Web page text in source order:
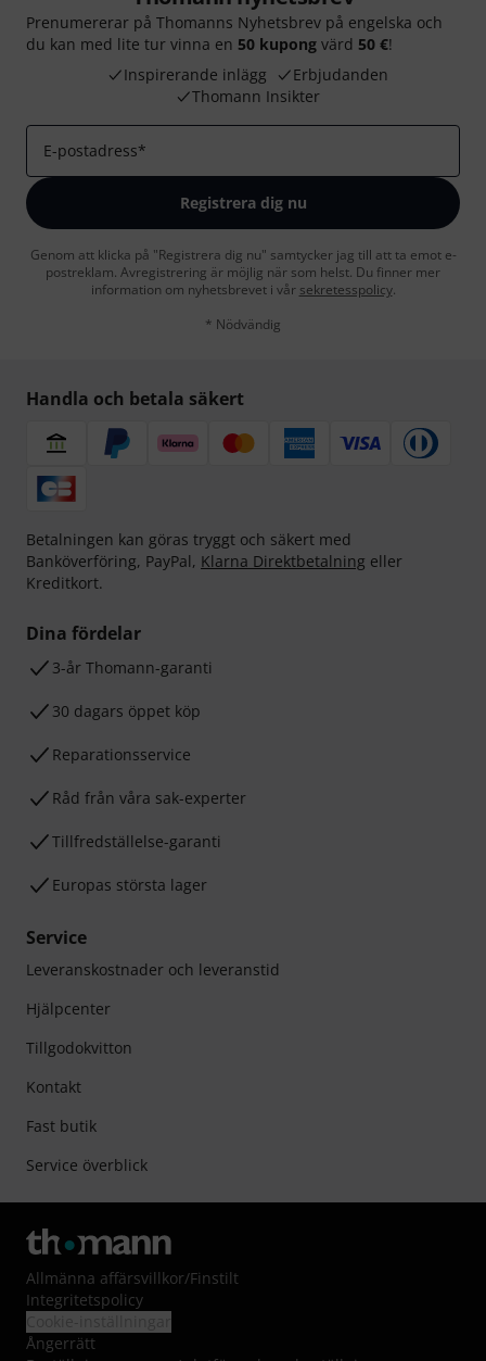
Prenumererar på Thomanns Nyhetsbrev på engelska och
du kan med lite tur vinna en 50 kupong värd 50 €!
Inspirerande inlägg
Erbjudanden
Thomann Insikter
E-postadress*
Registrera dig nu
Genom att klicka på "Registrera dig nu" samtycker jag till att ta emot e-
postreklam. Avregistrering är möjlig när som helst. Du finner mer
information om nyhetsbrevet i vår sekretesspolicy.
* Nödvändig
Handla och betala säkert
Betalningen kan göras tryggt och säkert med
Banköverföring, PayPal, Klarna Direktbetalning eller
Kreditkort.
Dina fördelar
3-år Thomann-garanti
30 dagars öppet köp
Reparationsservice
Råd från våra sak-experter
Tillfredställelse-garanti
Europas största lager
Service
Leveranskostnader och leveranstid
Hjälpcenter
Tillgodokvitton
Kontakt
Fast butik
Service överblick
Allmänna affärsvillkor/Finstilt
Integritetspolicy
Ångerrätt